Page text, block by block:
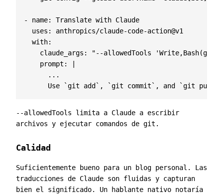
- name:
Translate with Claude
uses :
anthropics/claude-code-action@v1
with:
claude_args :
"--allowedTools
prompt :
Use `git add`, `git commit`, and `git
--allowedTools limita a Claude a escribir
archivos y ejecutar comandos de git.
Calidad
Suficientemente bueno para un blog personal. Las
traducciones de Claude son fluidas y capturan
bien el significado. Un hablante nativo notaría